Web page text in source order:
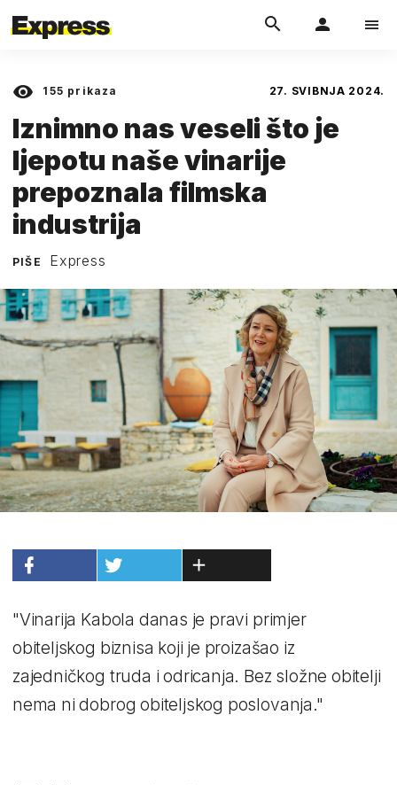
155 prikaza 27. SVIBNJA 2024.
Iznimno nas veseli što je
ljepotu naše vinarije
prepoznala filmska
industrija
PIŠE Express
"Vinarija Kabola danas je pravi primjer
obiteljskog biznisa koji je proizašao iz
zajedničkog truda i odricanja. Bez složne obitelji
nema ni dobrog obiteljskog poslovanja."